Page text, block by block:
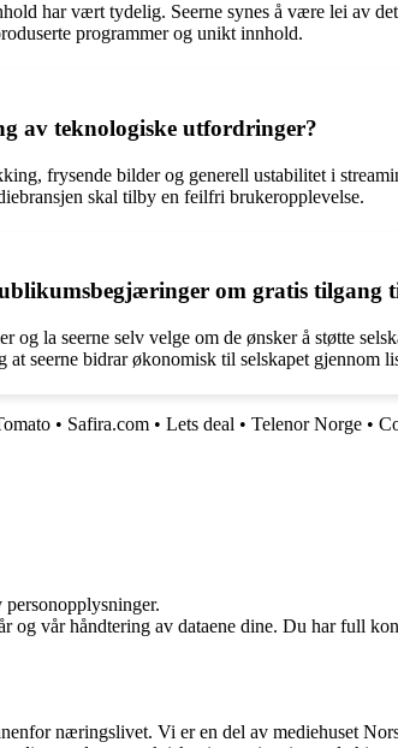
har vært tydelig. Seerne synes å være lei av
programmer og unikt innhold.
av teknologiske utfordringer?
frysende bilder og generell ustabilitet i
skal tilby en feilfri brukeropplevelse.
om gratis tilgang
la seerne selv velge om de ønsker å støtte
seerne bidrar økonomisk til selskapet gjennom
• Safira.com • Lets deal • Telenor Norge •
vår håndtering av dataene dine. Du har full
næringslivet. Vi er en del av mediehuset